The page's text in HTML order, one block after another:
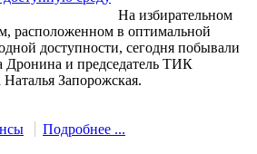
На избирательном
расположенном в оптимальной
доступности, сегодня побывали
Дронина и председатель ТИК
Запорожская.
Подробнее ...